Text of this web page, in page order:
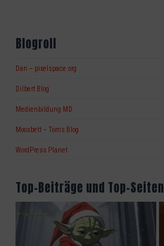
Blogroll
Dan – pixelspace.org
Dilbert Blog
Medienbildung MD
Moosbett – Toms Blog
WordPress Planet
Top-Beiträge und Top-Seiten